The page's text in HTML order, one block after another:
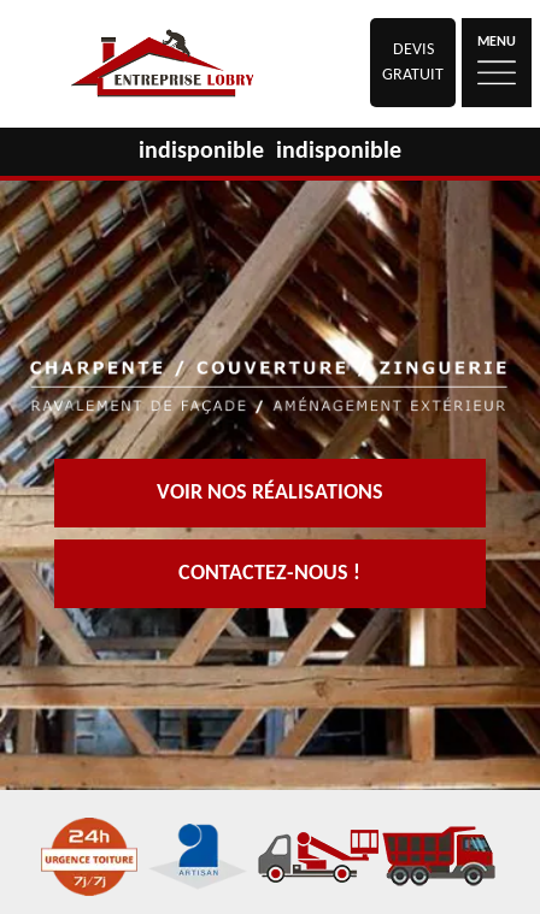
DEVIS
GRATUIT
MENU
indisponible indisponible
VOIR NOS RÉALISATIONS
CONTACTEZ-NOUS !